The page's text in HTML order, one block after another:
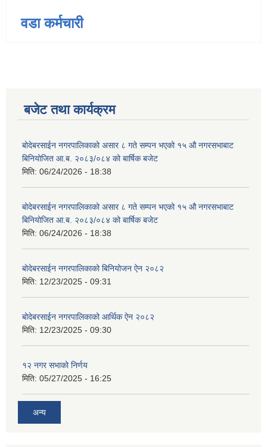
वडा कर्मचारी
बजेट तथा कार्यक्रम
बोदेबरसाईन नगरपालिकाको असार ८ गते सम्पन भएको १५ ‍‍‍औ नगरसभाबाट
बिनियोजित आ.ब. २०८३/०८४ को बार्षिक बजेट
मिति: 06/24/2026 - 18:38
बोदेबरसाईन नगरपालिकाको असार ८ गते सम्पन भएको १५ ‍‍‍औ नगरसभाबाट
बिनियोजित आ.ब. २०८३/०८४ को बार्षिक बजेट
मिति: 06/24/2026 - 18:38
बोदेबरसाईन नगरपालिकाको बिनियोजन ऐन २०८२
मिति: 12/23/2025 - 09:31
बोदेबरसाईन नगरपालिकाको आर्थिक ऐन २०८२
मिति: 12/23/2025 - 09:30
१२ नगर सभाको निर्णय
मिति: 05/27/2025 - 16:25
अन्य